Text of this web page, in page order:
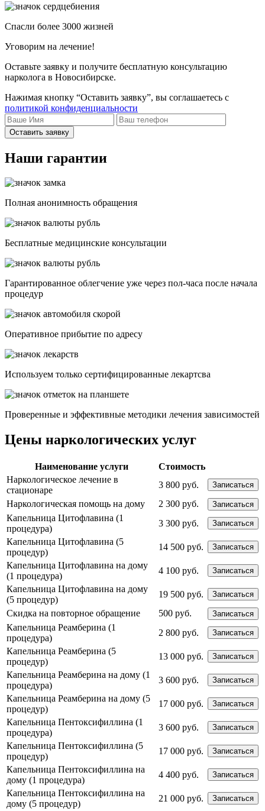
Спасли более 3000 жизней
Уговорим на лечение!
Оставьте заявку и получите бесплатную консультацию
нарколога в Новосибирске.
Нажимая кнопку “Оставить заявку”, вы соглашаетесь с
политикой конфиденциальности
Оставить заявку
Наши гарантии
Полная анонимность обращения
Бесплатные медицинские консультации
Гарантированное облегчение уже через пол-часа после начала
процедур
Опеpативное прибытие по адресу
Используем только сертифицированные лекартсва
Проверенные и эффективные методики лечения зависимостей
Цены наркологических услуг
Наименование услуги
Стоимость
Наркологическое лечение в
стационаре
3 800 руб. Записаться
Наркологическая помощь на дому 2 300 руб. Записаться
Капельница Цитофлавина (1
процедура)
3 300 руб. Записаться
Капельница Цитофлавина (5
процедур)
14 500 руб. Записаться
Капельница Цитофлавина на дому
(1 процедура)
4 100 руб. Записаться
Капельница Цитофлавина на дому
(5 процедур)
19 500 руб. Записаться
Скидка на повторное обращение 500 руб. Записаться
Капельница Реамберина (1
процедура)
2 800 руб. Записаться
Капельница Реамберина (5
процедур)
13 000 руб. Записаться
Капельница Реамберина на дому (1
процедура)
3 600 руб. Записаться
Капельница Реамберина на дому (5
процедур)
17 000 руб. Записаться
Капельница Пентоксифиллина (1
процедура)
3 600 руб. Записаться
Капельница Пентоксифиллина (5
процедур)
17 000 руб. Записаться
Капельница Пентоксифиллина на
дому (1 процедура)
4 400 руб. Записаться
Капельница Пентоксифиллина на
дому (5 процедур)
21 000 руб. Записаться